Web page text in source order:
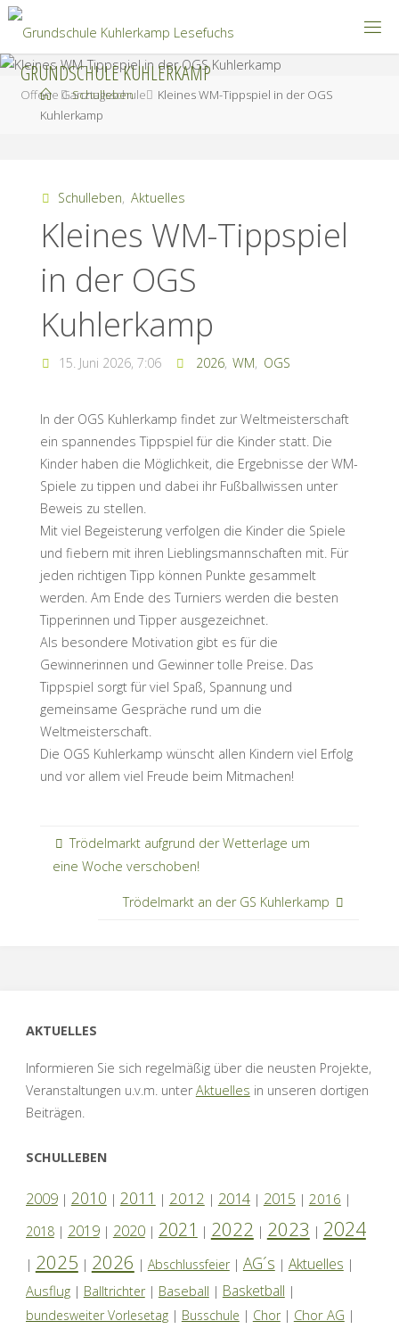
Zum
Inhalt
springen
GRUNDSCHULE KUHLERKAMP
Offene Ganztagsschule
StartSchulleben
Kleines WM-Tippspiel in der OGS
Kuhlerkamp
Schulleben, Aktuelles
Kleines WM-Tippspiel
in der OGS
Kuhlerkamp
15. Juni 2026, 7:06 2026, WM, OGS
In der OGS Kuhlerkamp findet zur Weltmeisterschaft
ein spannendes Tippspiel für die Kinder statt. Die
Kinder haben die Möglichkeit, die Ergebnisse der WM-
Spiele zu tippen und dabei ihr Fußballwissen unter
Beweis zu stellen.
Mit viel Begeisterung verfolgen die Kinder die Spiele
und fiebern mit ihren Lieblingsmannschaften mit. Für
jeden richtigen Tipp können Punkte gesammelt
werden. Am Ende des Turniers werden die besten
Tipperinnen und Tipper ausgezeichnet.
Als besondere Motivation gibt es für die
Gewinnerinnen und Gewinner tolle Preise. Das
Tippspiel sorgt für viel Spaß, Spannung und
gemeinsame Gespräche rund um die
Weltmeisterschaft.
Die OGS Kuhlerkamp wünscht allen Kindern viel Erfolg
und vor allem viel Freude beim Mitmachen!
Trödelmarkt aufgrund der Wetterlage um
eine Woche verschoben!
Trödelmarkt an der GS Kuhlerkamp
AKTUELLES
Informieren Sie sich regelmäßig über die neusten Projekte,
Veranstaltungen u.v.m. unterAktuelles in unseren dortigen
Beiträgen.
SCHULLEBEN
2009| 2010 | 2011 | 2012 | 2014| 2015 | 2016 |
2018| 2019| 2020| 2021 | 2022 | 2023 | 2024
| 2025 | 2026 | Abschlussfeier| AG´s | Aktuelles |
Ausflug| Balltrichter| Baseball | Basketball |
bundesweiter Vorlesetag| Busschule | Chor| Chor AG |